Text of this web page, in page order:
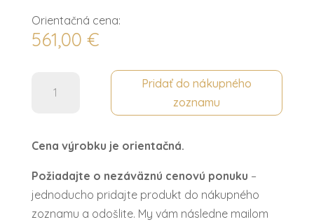
Orientačná cena:
561,00 €
Stolička
Pridať do nákupného
zoznamu
Cena výrobku je orientačná.
Požiadajte o nezáväznú cenovú ponuku –
jednoducho pridajte produkt do nákupného
zoznamu a odošlite. My vám následne mailom